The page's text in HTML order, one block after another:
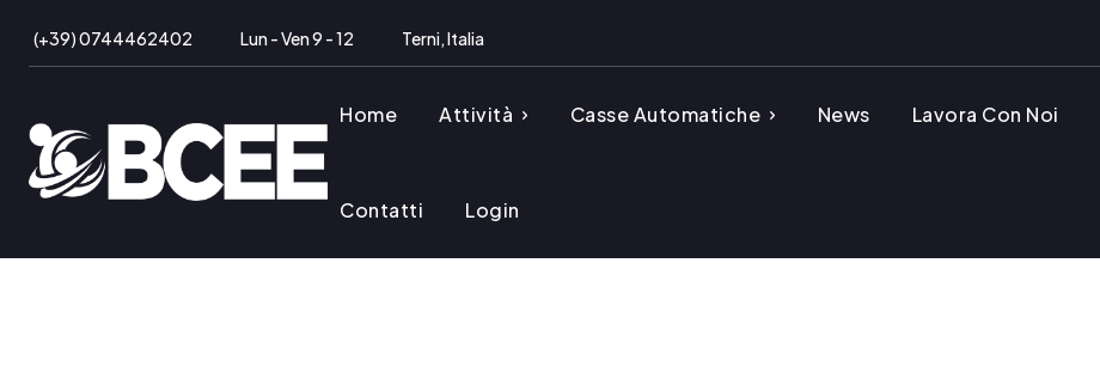
(+39) 0744462402 Lun - Ven 9 - 12 Terni, Italia
Home Attività Casse Automatiche News Lavora Con Noi
Contatti Login